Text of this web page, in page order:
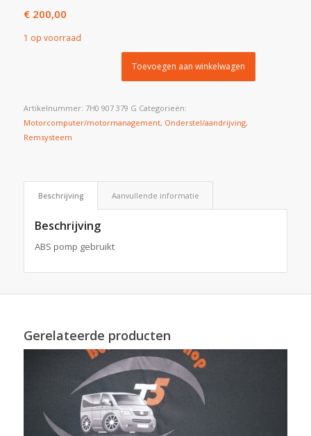
€200,00
1 op voorraad
Toevoegen aan winkelwagen
Artikelnummer: 7H0 907 379 G Categorieën:
Motorcomputer/motormanagement, Onderstel/aandrijving,
Remsysteem
Beschrijving Aanvullende informatie
Beschrijving
ABS pomp gebruikt
Gerelateerde producten